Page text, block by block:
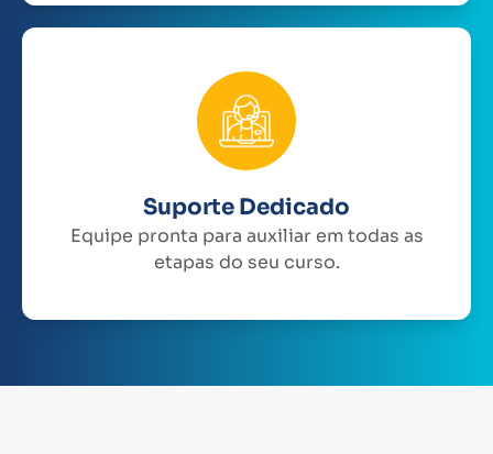
Suporte Dedicado
Equipe pronta para auxiliar em todas as
etapas do seu curso.